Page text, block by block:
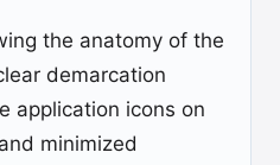
the anatomy of the
demarcation
application icons on
minimized